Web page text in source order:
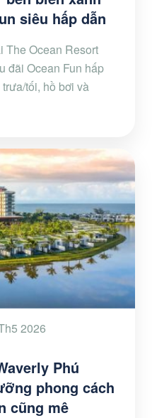
siêu hấp dẫn
The Ocean Resort
đãi Ocean Fun hấp
tối, hồ bơi và
2026
Phú
phong cách
cũng mê